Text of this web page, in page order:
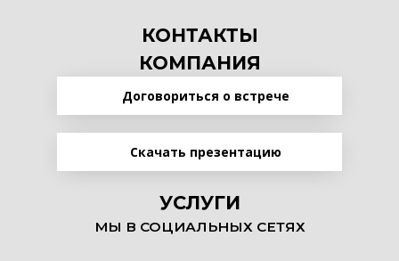
КОНТАКТЫ
КОМПАНИЯ
Договориться о встрече
Скачать презентацию
УСЛУГИ
МЫ В СОЦИАЛЬНЫХ СЕТЯХ